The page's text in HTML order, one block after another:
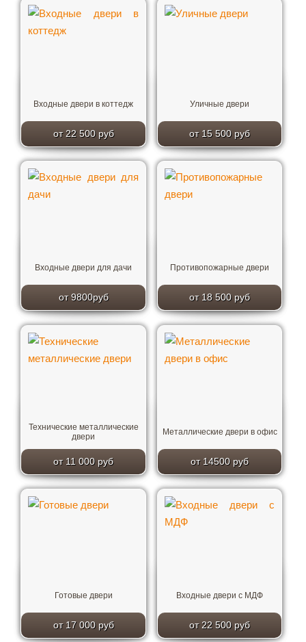
Входные двери в коттедж
от 22 500 руб
Уличные двери
от 15 500 руб
Входные двери для дачи
от 9800руб
Противопожарные двери
от 18 500 руб
Технические металлические
двери
от 11 000 руб
Металлические двери в офис
от 14500 руб
Готовые двери
от 17 000 руб
Входные двери с МДФ
от 22 500 руб